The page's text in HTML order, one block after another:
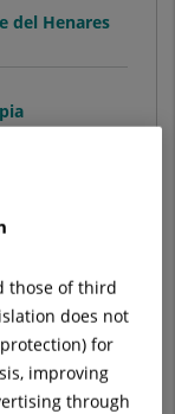
del Henares
cita
those of third
does not
for
improving
through